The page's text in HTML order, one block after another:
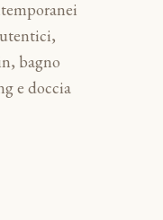
bagno
e doccia